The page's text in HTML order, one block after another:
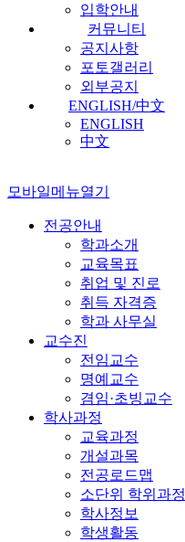
입학안내
커뮤니티
공지사항
포토갤러리
외부공지
ENGLISH/中文
ENGLISH
中文
모바일메뉴열기
전공안내
학과소개
교육목표
취업 및 진로
취득 자격증
학과 사무실
교수진
전임교수
명예교수
겸임·초빙교수
학사과정
교육과정
개설과목
전공로드맵
소단위 학위과정
학사정보
학생활동